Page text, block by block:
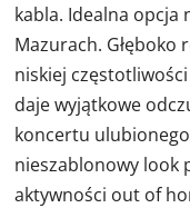
kabla. Idealna opcja
Mazurach.
niskiej
daje wyjątkowe
koncertu ulubionego
nieszablonowy look
aktywności out of